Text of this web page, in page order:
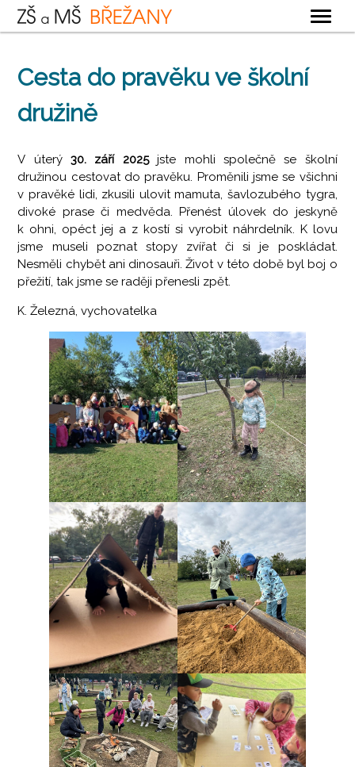
ZÁKLADNÍ ŠKOLA
ŠKOLNÍ JÍDELNA
KONTAKTY
Cesta do pravěku ve školní
družině
V úterý30. září 2025jste mohli společně se školní
družinou cestovat do pravěku. Proměnili jsme se všichni
v pravěké lidi, zkusili ulovit mamuta, šavlozubého tygra,
divoké prase či medvěda. Přenést úlovek do jeskyně
k ohni, opéct jej a z kostí si vyrobit náhrdelník. K lovu
jsme museli poznat stopy zvířat či si je poskládat.
Nesměli chybět ani dinosauři. Život v této době byl boj o
přežití, tak jsme se raději přenesli zpět.
K. Železná, vychovatelka